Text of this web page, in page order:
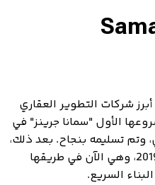
شركات التطوير العقاري
الأول "سمانا جرينز" في
بدبي، وتم تسليمه بنجاح. بعد ذلك،
أطلقت "سمانا هيلز" في سبتمبر 2019، وهي الآن في طريقها
السريع.